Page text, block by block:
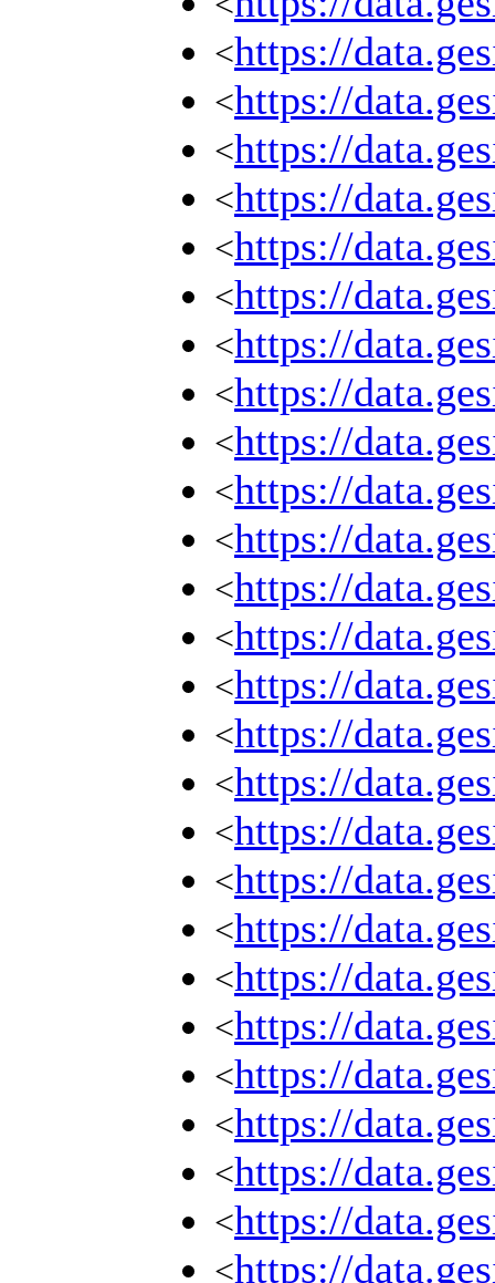
<https://
<https://
<https://
<https://
<https://
<https://
<https://
<https://
<https://
<https://
<https://
<https://
<https://
<https://
<https://
<https://
<https://
<https://
<https://
<https://
<https://
<https://
<https://
<https://
<https://
<https://